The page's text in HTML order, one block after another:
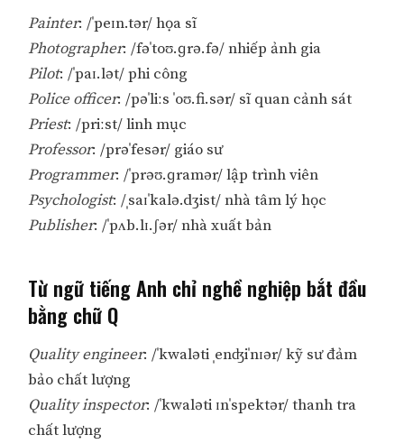
Painter: /ˈpeɪn.tər/ họa sĩ
Photographer: /fəˈtoʊ.ɡrə.fə/ nhiếp ảnh gia
Pilot: /ˈpaɪ.lət/ phi công
Police officer: /pəˈliːs ˈoʊ.fi.sər/ sĩ quan cảnh sát
Priest: /priːst/ linh mục
Professor: /prəˈfesər/ giáo sư
Programmer: /ˈprəʊ.ɡramər/ lập trình viên
Psychologist: /ˌsaɪˈkalə.dʒist/ nhà tâm lý học
Publisher: /ˈpʌb.lɪ.ʃər/ nhà xuất bản
Từ ngữ tiếng Anh chỉ nghề nghiệp bắt đầu
bằng chữ Q
Quality engineer: /ˈkwaləti ˌenʤiˈnɪər/ kỹ sư đảm
bảo chất lượng
Quality inspector: /ˈkwaləti ɪnˈspektər/ thanh tra
chất lượng